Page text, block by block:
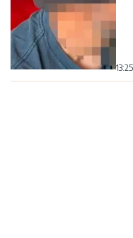
13:25